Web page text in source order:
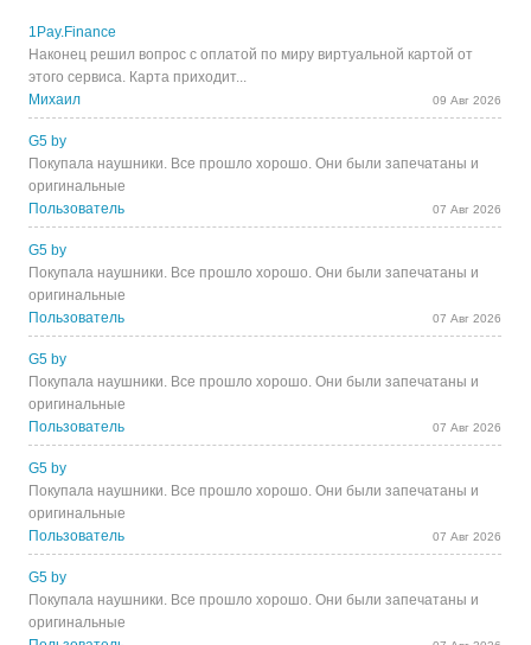
1Pay.Finance
Наконец решил вопрос с оплатой по миру виртуальной картой от
этого сервиса. Карта приходит...
Михаил
09 Авг 2026
G5 by
Покупала наушники. Все прошло хорошо. Они были запечатаны и
оригинальные
Пользователь
07 Авг 2026
G5 by
Покупала наушники. Все прошло хорошо. Они были запечатаны и
оригинальные
Пользователь
07 Авг 2026
G5 by
Покупала наушники. Все прошло хорошо. Они были запечатаны и
оригинальные
Пользователь
07 Авг 2026
G5 by
Покупала наушники. Все прошло хорошо. Они были запечатаны и
оригинальные
Пользователь
07 Авг 2026
G5 by
Покупала наушники. Все прошло хорошо. Они были запечатаны и
оригинальные